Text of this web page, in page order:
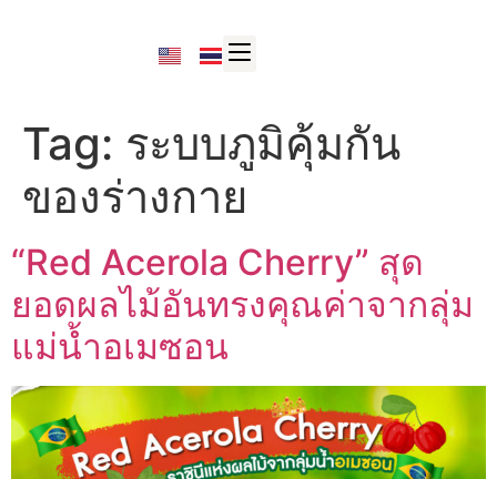
Tag: ระบบภูมิคุ้มกัน
ของร่างกาย
“Red Acerola Cherry” สุด
ยอดผลไม้อันทรงคุณค่าจากลุ่ม
แม่น้ำอเมซอน